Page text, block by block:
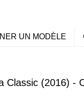
UN MODÈLE
Classic (2016) -